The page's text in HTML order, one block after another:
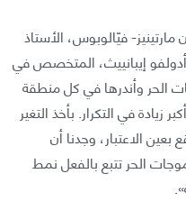
فيّالوبوس، الأستاذ
إيبانييث، المتخصص في
الحر وأندرها في كل منطقة
في التكرار. بأخذ التغير
الاعتبار، وجدنا أن
الحر تتبع بالفعل نمط